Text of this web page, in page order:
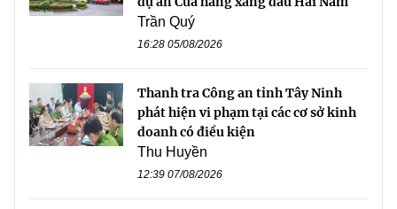
Trần Quý
16:28 05/08/2026
Thanh tra Công an tỉnh Tây Ninh
phát hiện vi phạm tại các cơ sở kinh
doanh có điều kiện
Thu Huyền
12:39 07/08/2026